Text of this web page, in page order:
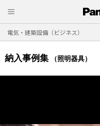
電気・建築設備（ビジネス）
納入事例集 （照明器具）